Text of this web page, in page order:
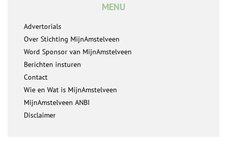
MENU
Advertorials
Over Stichting MijnAmstelveen
Word Sponsor van MijnAmstelveen
Berichten insturen
Contact
Wie en Wat is MijnAmstelveen
MijnAmstelveen ANBI
Disclaimer